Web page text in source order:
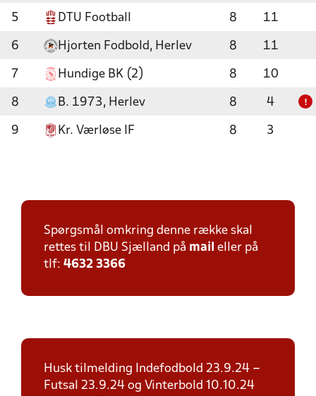
5 DTU Football 8 11
6 Hjorten Fodbold, Herlev 8 11
7 Hundige BK (2) 8 10
8 B. 1973, Herlev 8 4 !
9 Kr. Værløse IF 8 3
Spørgsmål omkring denne række skal
rettes til DBU Sjælland på mail eller på
tlf: 4632 3366
Husk tilmelding Indefodbold 23.9.24 –
Futsal 23.9.24 og Vinterbold 10.10.24